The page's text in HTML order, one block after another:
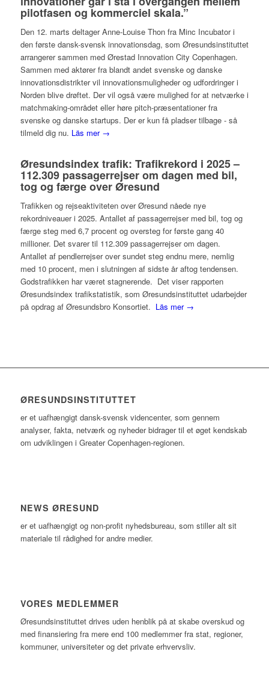
pilotfasen og kommerciel skala.”
Den 12. marts deltager Anne-Louise Thon fra Minc Incubator i
den første dansk-svensk innovationsdag, som Øresundsinstituttet
arrangerer sammen med Ørestad Innovation City Copenhagen.
Sammen med aktører fra blandt andet svenske og danske
innovationsdistrikter vil innovationsmuligheder og udfordringer i
Norden blive drøftet. Der vil også være mulighed for at netværke i
matchmaking-området eller høre pitch-præsentationer fra
svenske og danske startups. Der er kun få pladser tilbage - så
tilmeld dig nu. Läs mer →
Øresundsindex trafik: Trafikrekord i 2025 –
112.309 passagerrejser om dagen med bil,
tog og færge over Øresund
Trafikken og rejseaktiviteten over Øresund nåede nye
rekordniveauer i 2025. Antallet af passagerrejser med bil, tog og
færge steg med 6,7 procent og oversteg for første gang 40
millioner. Det svarer til 112.309 passagerrejser om dagen.
Antallet af pendlerrejser over sundet steg endnu mere, nemlig
med 10 procent, men i slutningen af sidste år aftog tendensen.
Godstrafikken har været stagnerende. Det viser rapporten
Øresundsindex trafikstatistik, som Øresundsinstituttet udarbejder
på opdrag af Øresundsbro Konsortiet. Läs mer →
ØRESUNDSINSTITUTTET
er et uafhængigt dansk-svensk videncenter, som gennem
analyser, fakta, netværk og nyheder bidrager til et øget kendskab
om udviklingen i Greater Copenhagen-regionen.
NEWS ØRESUND
er et uafhængigt og non-profit nyhedsbureau, som stiller alt sit
materiale til rådighed for andre medier.
VORES MEDLEMMER
Øresundsinstituttet drives uden henblik på at skabe overskud og
med finansiering fra mere end 100 medlemmer fra stat, regioner,
kommuner, universiteter og det private erhvervsliv.